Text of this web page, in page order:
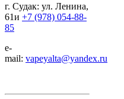
г. Судак: ул. Ленина,
61и +7 (978) 054-88-
85
e-
mail: vapeyalta@yandex.ru